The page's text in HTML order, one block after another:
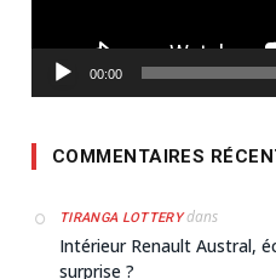
00:00
COMMENTAIRES
TIRANGA LOTTERYdans
Intérieur Renault Austral,
surprise ?